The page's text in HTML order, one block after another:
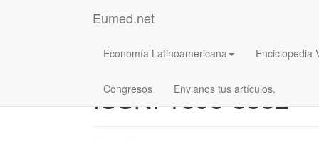
Eumed.net
Economía Latinoamericana Enciclopedia
Congresos Envianos tus artículos.
Observatorio
ISSN: 1696-8352